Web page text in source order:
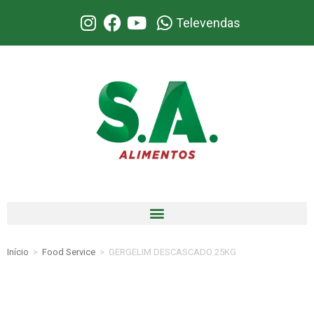
Televendas
Início > Food Service > GERGELIM DESCASCADO 25KG